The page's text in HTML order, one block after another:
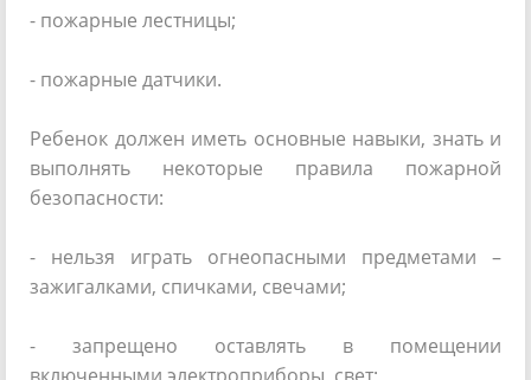
- пожарные лестницы;
- пожарные датчики.
Ребенок должен иметь основные навыки, знать и
выполнять некоторые правила пожарной
безопасности:
- нельзя играть огнеопасными предметами –
зажигалками, спичками, свечами;
- запрещено оставлять в помещении